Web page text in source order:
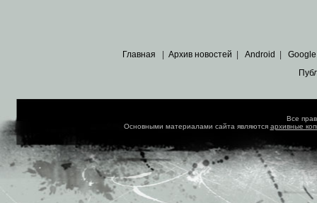
Главная | Архив новостей | Android | Google
Все
Основными материалами сайта являются архивные